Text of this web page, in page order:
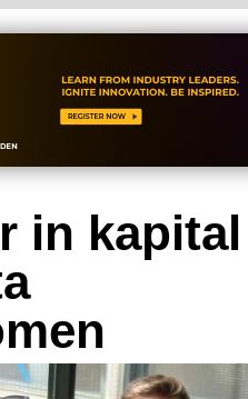
in kapital